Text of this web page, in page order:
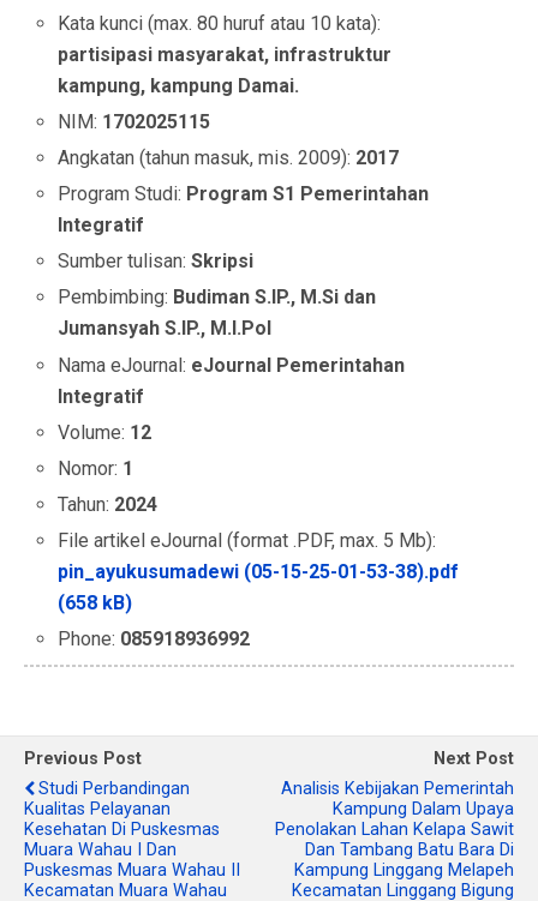
Kata kunci (max. 80 huruf atau 10 kata):
partisipasi masyarakat, infrastruktur
kampung, kampung Damai.
NIM: 1702025115
Angkatan (tahun masuk, mis. 2009): 2017
Program Studi: Program S1 Pemerintahan
Integratif
Sumber tulisan:Skripsi
Pembimbing: Budiman S.IP., M.Si dan
Jumansyah S.IP., M.I.Pol
Nama eJournal: eJournal Pemerintahan
Integratif
Volume: 12
Nomor: 1
Tahun: 2024
File artikel eJournal (format .PDF, max. 5 Mb):
pin_ayukusumadewi (05-15-25-01-53-38).pdf
(658 kB)
Phone: 085918936992
Previous Post
Studi Perbandingan
Kualitas Pelayanan
Kesehatan Di Puskesmas
Muara Wahau I Dan
Puskesmas Muara Wahau II
Kecamatan Muara Wahau
Next Post
Analisis Kebijakan Pemerintah
Kampung Dalam Upaya
Penolakan Lahan Kelapa Sawit
Dan Tambang Batu Bara Di
Kampung Linggang Melapeh
Kecamatan Linggang Bigung